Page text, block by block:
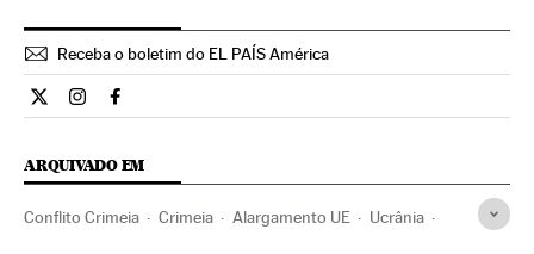
Receba o boletim do EL PAÍS América
Internacional El País Brasil en Twitter
Internacional El País Brasil en Instagram
Internacional El País Brasil en Facebook
ARQUIVADO EM
Conflito Crimeia Crimeia Alargamento UE Ucrânia